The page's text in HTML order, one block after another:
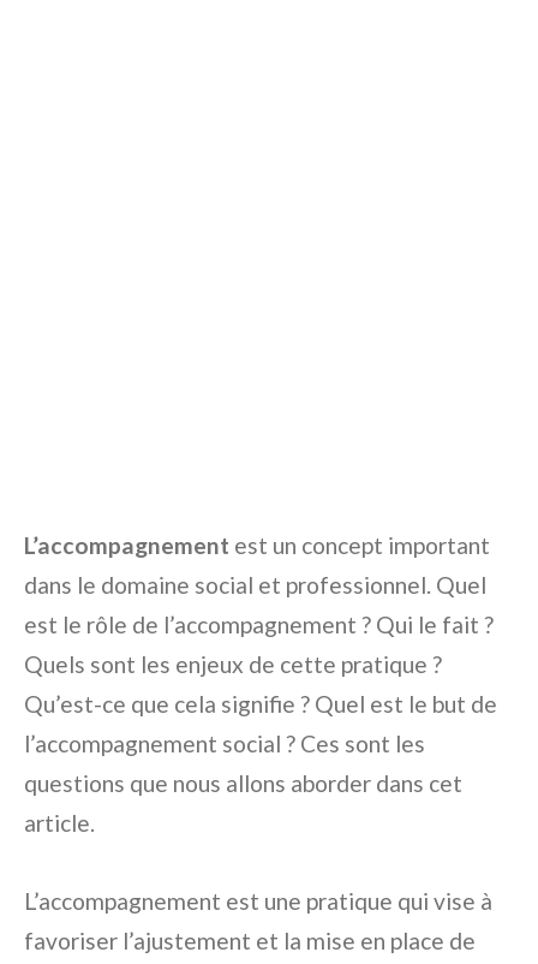
L’accompagnement est un concept important
dans le domaine social et professionnel. Quel
est le rôle de l’accompagnement ? Qui le fait ?
Quels sont les enjeux de cette pratique ?
Qu’est-ce que cela signifie ? Quel est le but de
l’accompagnement social ? Ces sont les
questions que nous allons aborder dans cet
article.
L’accompagnement est une pratique qui vise à
favoriser l’ajustement et la mise en place de